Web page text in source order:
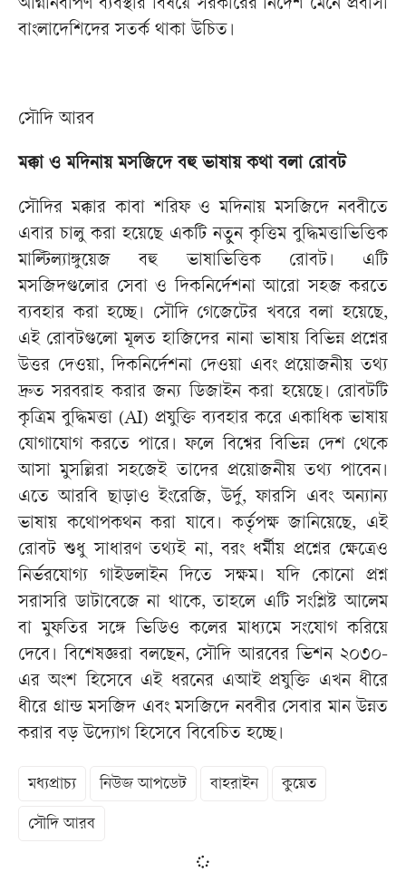
অগ্নিনির্বাপণ ব্যবস্থার বিষয়ে সরকারের নির্দেশ মেনে প্রবাসী
বাংলাদেশিদের সতর্ক থাকা উচিত।
সৌদি আরব
মক্কা ও মদিনায় মসজিদে বহু ভাষায় কথা বলা রোবট
সৌদির মক্কার কাবা শরিফ ও মদিনায় মসজিদে নববীতে
এবার চালু করা হয়েছে একটি নতুন কৃত্তিম বুদ্ধিমত্তাভিত্তিক
মাল্টিল্যাঙ্গুয়েজ বহু ভাষাভিত্তিক রোবট। এটি
মসজিদগুলোর সেবা ও দিকনির্দেশনা আরো সহজ করতে
ব্যবহার করা হচ্ছে। সৌদি গেজেটের খবরে বলা হয়েছে,
এই রোবটগুলো মূলত হাজিদের নানা ভাষায় বিভিন্ন প্রশ্নের
উত্তর দেওয়া, দিকনির্দেশনা দেওয়া এবং প্রয়োজনীয় তথ্য
দ্রুত সরবরাহ করার জন্য ডিজাইন করা হয়েছে। রোবটটি
কৃত্রিম বুদ্ধিমত্তা (AI) প্রযুক্তি ব্যবহার করে একাধিক ভাষায়
যোগাযোগ করতে পারে। ফলে বিশ্বের বিভিন্ন দেশ থেকে
আসা মুসল্লিরা সহজেই তাদের প্রয়োজনীয় তথ্য পাবেন।
এতে আরবি ছাড়াও ইংরেজি, উর্দু, ফারসি এবং অন্যান্য
ভাষায় কথোপকথন করা যাবে। কর্তৃপক্ষ জানিয়েছে, এই
রোবট শুধু সাধারণ তথ্যই না, বরং ধর্মীয় প্রশ্নের ক্ষেত্রেও
নির্ভরযোগ্য গাইডলাইন দিতে সক্ষম। যদি কোনো প্রশ্ন
সরাসরি ডাটাবেজে না থাকে, তাহলে এটি সংশ্লিষ্ট আলেম
বা মুফতির সঙ্গে ভিডিও কলের মাধ্যমে সংযোগ করিয়ে
দেবে। বিশেষজ্ঞরা বলছেন, সৌদি আরবের ভিশন ২০৩০-
এর অংশ হিসেবে এই ধরনের এআই প্রযুক্তি এখন ধীরে
ধীরে গ্রান্ড মসজিদ এবং মসজিদে নববীর সেবার মান উন্নত
করার বড় উদ্যোগ হিসেবে বিবেচিত হচ্ছে।
মধ্যপ্রাচ্য নিউজ আপডেট বাহরাইন কুয়েত
সৌদি আরব